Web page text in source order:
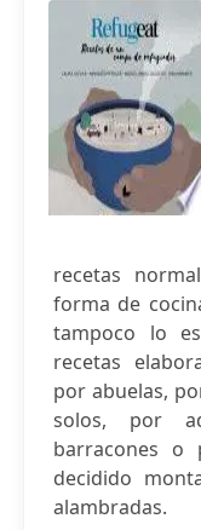
recetas
forma de
tampoco lo
recetas
por abuelas,
solos, por
barracones o
decidido
alambradas.